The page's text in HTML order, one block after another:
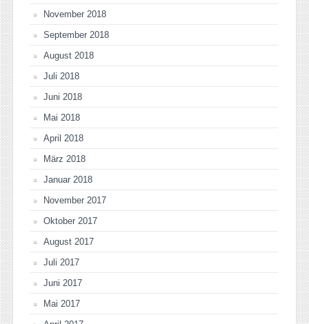
November 2018
September 2018
August 2018
Juli 2018
Juni 2018
Mai 2018
April 2018
März 2018
Januar 2018
November 2017
Oktober 2017
August 2017
Juli 2017
Juni 2017
Mai 2017